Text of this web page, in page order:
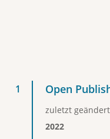
Open
zuletzt
2022